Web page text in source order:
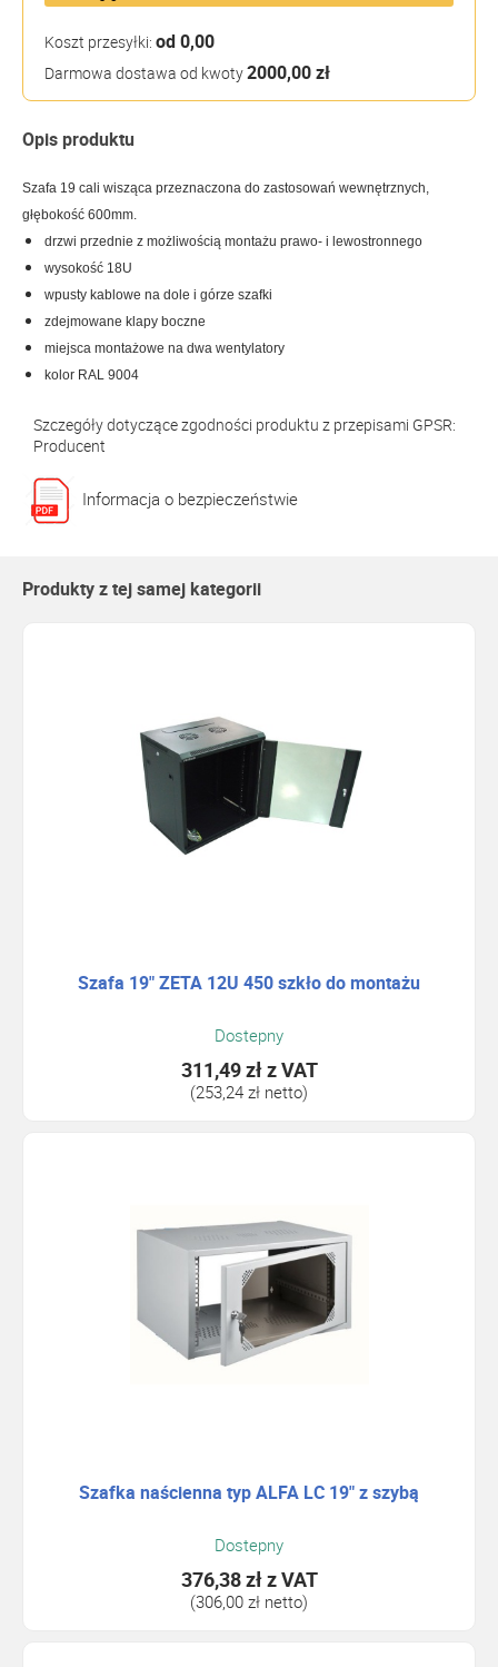
Koszt przesyłki: od 0,00
Darmowa dostawa od kwoty2000,00 zł
Opis produktu
Szafa 19 cali wisząca przeznaczona do zastosowań wewnętrznych,
głębokość 600mm.
drzwi przednie z możliwością montażu prawo- i lewostronnego
wysokość 18U
wpusty kablowe na dole i górze szafki
zdejmowane klapy boczne
miejsca montażowe na dwa wentylatory
kolor RAL 9004
Szczegóły dotyczące zgodności produktu z przepisami GPSR:
Producent
Informacja o bezpieczeństwie
Produkty z tej samej kategorii
Szafa 19" ZETA 12U 450 szkło do montażu
Dostepny
311,49 złz VAT
(253,24 zł netto)
Szafka naścienna typ ALFA LC 19" z szybą
Dostepny
376,38 złz VAT
(306,00 zł netto)